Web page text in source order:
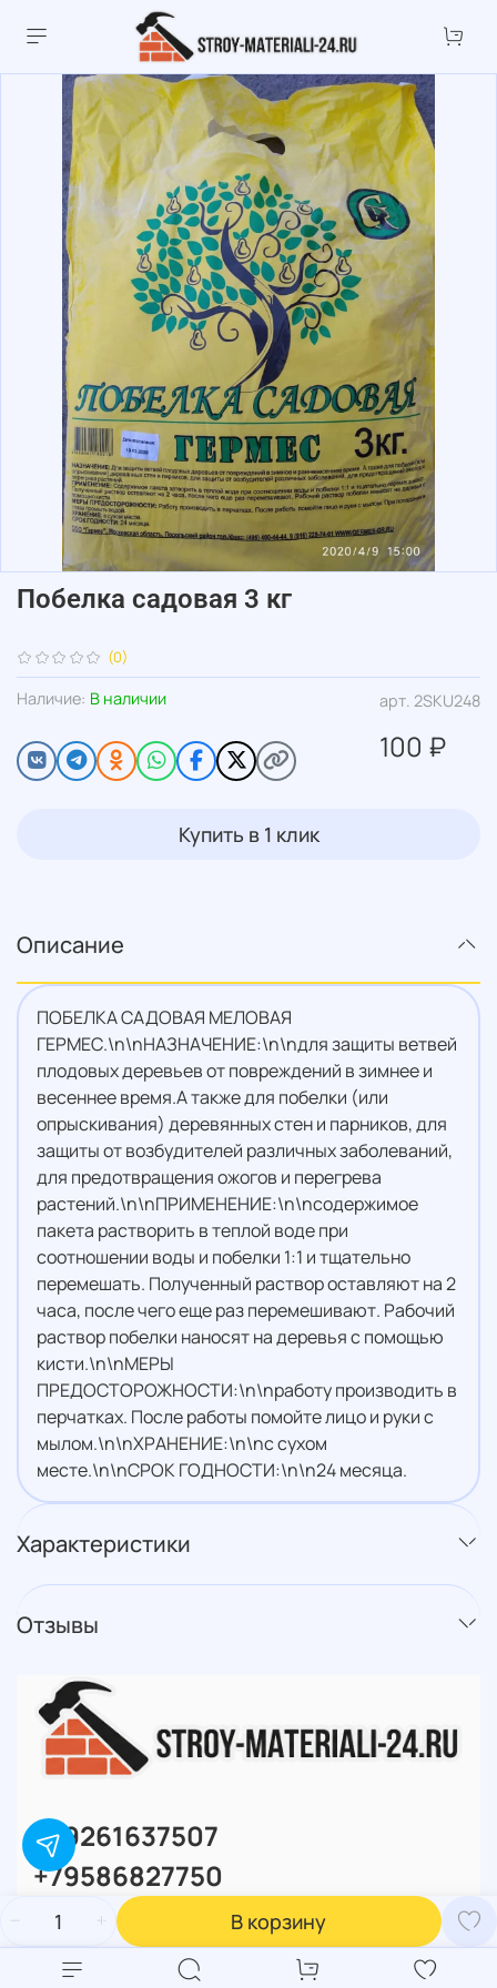
(0)
арт. 2SKU248
Наличие: В наличии
Побелка садовая 3 кг
100 ₽
В корзину
Купить в 1 клик
Описание
ПОБЕЛКА САДОВАЯ МЕЛОВАЯ
ГЕРМЕС.\n\nНАЗНАЧЕНИЕ:\n\nдля защиты ветвей
плодовых деревьев от повреждений в зимнее и
весеннее время.А также для побелки (или
опрыскивания) деревянных стен и парников, для
защиты от возбудителей различных заболеваний,
для предотвращения ожогов и перегрева
растений.\n\nПРИМЕНЕНИЕ:\n\nсодержимое
пакета растворить в теплой воде при
соотношении воды и побелки 1:1 и тщательно
перемешать. Полученный раствор оставляют на 2
часа, после чего еще раз перемешивают. Рабочий
раствор побелки наносят на деревья с помощью
кисти.\n\nМЕРЫ
ПРЕДОСТОРОЖНОСТИ:\n\nработу производить в
перчатках. После работы помойте лицо и руки с
мылом.\n\nХРАНЕНИЕ:\n\nс сухом
месте.\n\nСРОК ГОДНОСТИ:\n\n24 месяца.
Характеристики
Отзывы
+79261637507
+79586827750